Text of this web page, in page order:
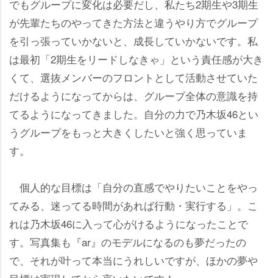
でもグループに変化は必要だし、私たち2期生や3期生
が先輩たちのやってきた方法と違うやり方でグループ
を引っ張っていかないと、成長していかないです。私
は最初「2期生をリードしなきゃ」という責任感が大き
くて、選抜メンバーのフロントとして活動させていた
だけるようになってからは、グループ全体の意識を持
てるようになってきました。自分の力で乃木坂46とい
うグループをもっと大きくしたいと強く思っていま
す。
個人的な目標は「自分の直感でやりたいことをやっ
てみる、迷ってる時間があれば行動・実行する」。こ
れは乃木坂46に入って心がけるようになったことで
す。写真集も『ar』のモデルになるのも夢だったの
で、それが叶って本当にうれしいですが、ほかの夢